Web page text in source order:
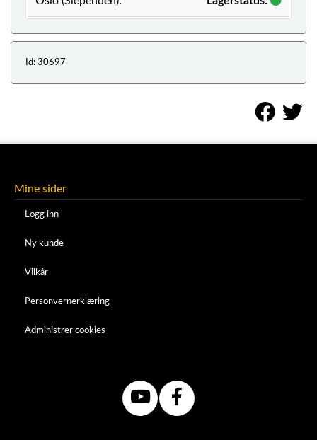
Id: 30697
Mine sider
Logg inn
Ny kunde
Vilkår
Personvernerklæring
Administrer cookies